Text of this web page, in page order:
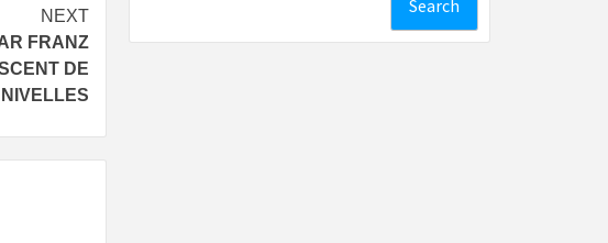
NEXT
FRANZ
DE
NIVELLES